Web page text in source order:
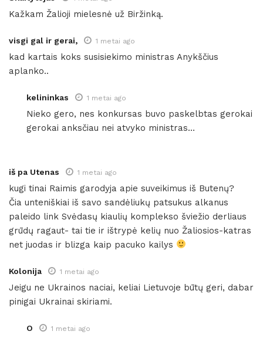
Kažkam Žalioji mielesnė už Biržinką.
visgi gal ir gerai, 1 metai ago
kad kartais koks susisiekimo ministras Anykščius
aplanko..
kelininkas 1 metai ago
Nieko gero, nes konkursas buvo paskelbtas gerokai
gerokai anksčiau nei atvyko ministras…
iš pa Utenas 1 metai ago
kugi tinai Raimis garodyja apie suveikimus iš Butenų?
Čia unteniškiai iš savo sandėliukų patsukus alkanus
paleido link Svėdasų kiaulių komplekso šviežio derliaus
grūdų ragaut- tai tie ir ištrypė kelių nuo Žaliosios-katras
net juodas ir blizga kaip pacuko kailys
Kolonija 1 metai ago
Jeigu ne Ukrainos naciai, keliai Lietuvoje būtų geri, dabar
pinigai Ukrainai skiriami.
O 1 metai ago